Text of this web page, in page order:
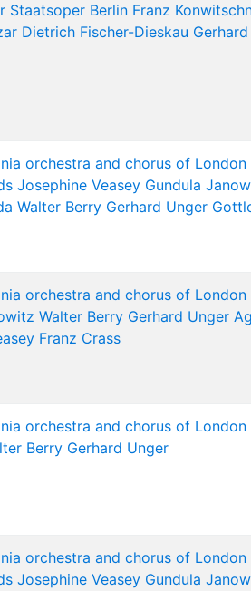
Staatsoper Berlin Franz
Dietrich Fischer-Dieskau
orchestra and chorus of London
Josephine Veasey Gundula
Walter Berry Gerhard Unger
orchestra and chorus of London
Walter Berry Gerhard Unger
Franz Crass
orchestra and chorus of London
Berry Gerhard Unger
orchestra and chorus of London
Josephine Veasey Gundula